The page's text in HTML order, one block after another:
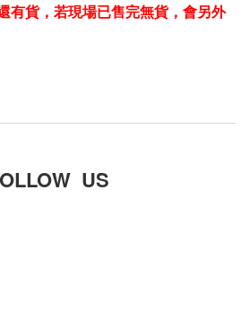
有貨，若現場已售完無貨，會另外
US